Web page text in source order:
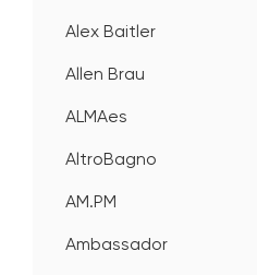
Alex Baitler
Allen Brau
ALMAes
AltroBagno
AM.PM
Ambassador